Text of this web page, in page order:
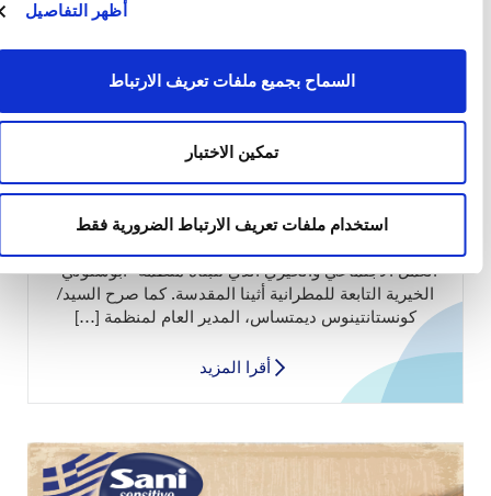
أظهر التفاصيل
السماح بجميع ملفات تعريف الارتباط
تمكين الاختبار
استخدام ملفات تعريف الارتباط الضرورية فقط
تقدم شركة ميجا لمنتجات النظافة الشخصية ( شركة يونانية
100٪) بالتعاون مع حفاضات ساني، الرعاية اللازمة لكبار
السن. كما حرصوا على تقديم 25000 وجبة لمواطنينا
العمل الاجتماعي والخيري الذي تتبناه منظمة “أبوستولي”
الخيرية التابعة للمطرانية أثينا المقدسة. كما صرح السيد/
كونستانتينوس ديمتساس، المدير العام لمنظمة […]
أقرا المزيد